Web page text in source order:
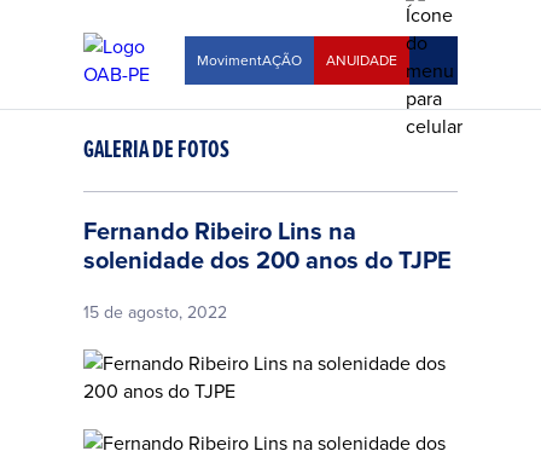
MovimentAÇÃO ANUIDADE
GALERIA DE FOTOS
Fernando Ribeiro Lins na
solenidade dos 200 anos do TJPE
15 de agosto, 2022